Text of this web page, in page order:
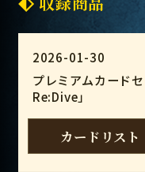
2026-01-30
プレミアムカード
Re:Dive」
カードリスト